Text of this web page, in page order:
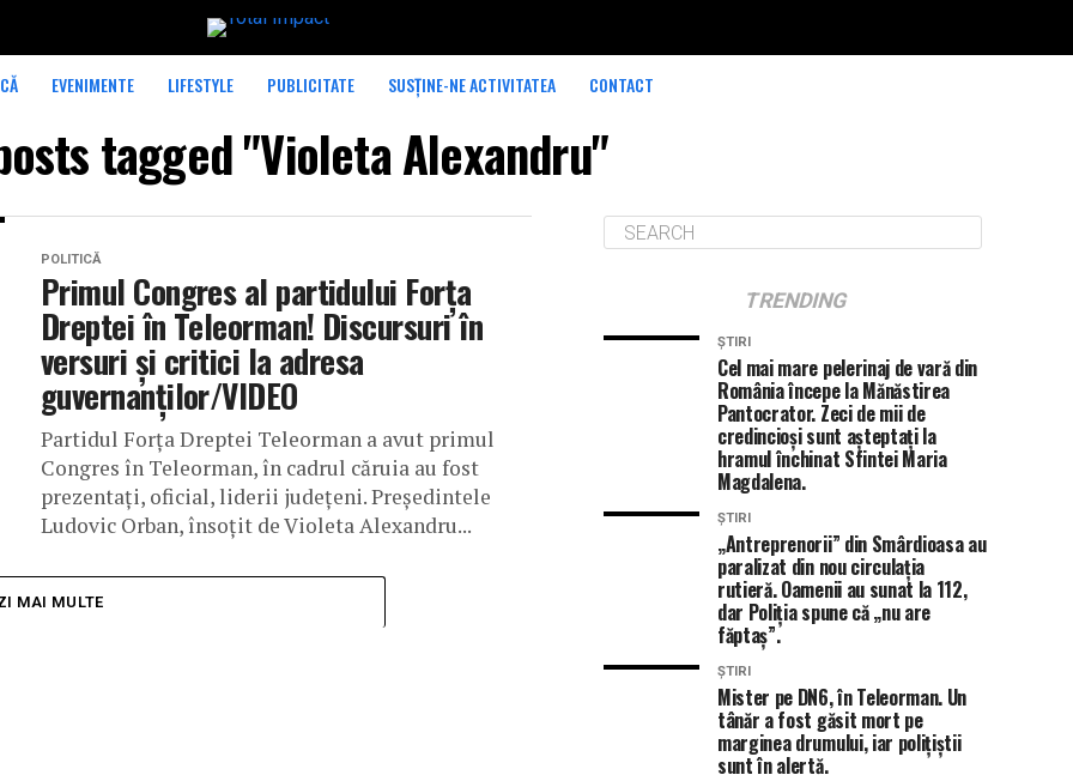
EVENIMENTE LIFESTYLE PUBLICITATE SUSȚINE-NE ACTIVITATEA CONTACT
tagged "Violeta Alexandru"
POLITICĂ
Primul Congres al partidului Forța
Dreptei în Teleorman! Discursuri în
versuri și critici la adresa
guvernanților/VIDEO
Partidul Forța Dreptei Teleorman a avut primul
Congres în Teleorman, în cadrul căruia au fost
prezentați, oficial, liderii județeni. Președintele
Ludovic Orban, însoțit de Violeta Alexandru...
MAI MULTE
TRENDING
ȘTIRI
Cel mai mare pelerinaj de vară din
România începe la Mănăstirea
Pantocrator. Zeci de mii de
credincioși sunt așteptați la
hramul închinat Sfintei Maria
Magdalena.
ȘTIRI
„Antreprenorii” din Smârdioasa au
paralizat din nou circulația
rutieră. Oamenii au sunat la 112,
dar Poliția spune că „nu are
făptaș”.
ȘTIRI
Mister pe DN6, în Teleorman. Un
tânăr a fost găsit mort pe
marginea drumului, iar polițiștii
sunt în alertă.